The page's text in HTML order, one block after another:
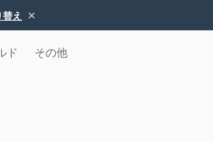
え ×
ド その他